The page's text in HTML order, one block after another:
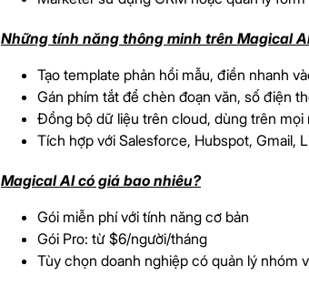
Những tính năng thông minh trên Magical
Tạo template phản hồi mẫu, điền nhanh
Gán phím tắt để chèn đoạn văn, số điện
Đồng bộ dữ liệu trên cloud, dùng trên mọi
Tích hợp với Salesforce, Hubspot, Gmail,
Magical AI có giá bao nhiêu?
Gói miễn phí với tính năng cơ bản
Gói Pro: từ $6/người/tháng
Tùy chọn doanh nghiệp có quản lý nhóm